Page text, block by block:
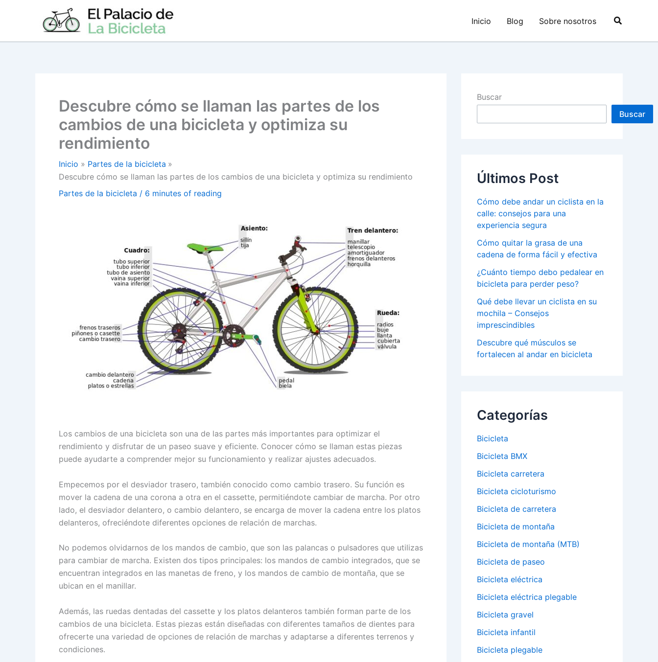
Inicio Blog Sobre nosotros Buscar
Descubre cómo se llaman las partes de los
cambios de una bicicleta y optimiza su
rendimiento
Inicio
Partes de la bicicleta
Descubre cómo se llaman las partes de los cambios de una bicicleta y optimiza su rendimiento
Partes de la bicicleta / 6 minutes of reading
Los cambios de una bicicleta son una de las partes más importantes para optimizar el
rendimiento y disfrutar de un paseo suave y eficiente. Conocer cómo se llaman estas piezas
puede ayudarte a comprender mejor su funcionamiento y realizar ajustes adecuados.
Empecemos por el desviador trasero, también conocido como cambio trasero. Su función es
mover la cadena de una corona a otra en el cassette, permitiéndote cambiar de marcha. Por otro
lado, el desviador delantero, o cambio delantero, se encarga de mover la cadena entre los platos
delanteros, ofreciéndote diferentes opciones de relación de marchas.
No podemos olvidarnos de los mandos de cambio, que son las palancas o pulsadores que utilizas
para cambiar de marcha. Existen dos tipos principales: los mandos de cambio integrados, que se
encuentran integrados en las manetas de freno, y los mandos de cambio de montaña, que se
ubican en el manillar.
Además, las ruedas dentadas del cassette y los platos delanteros también forman parte de los
cambios de una bicicleta. Estas piezas están diseñadas con diferentes tamaños de dientes para
ofrecerte una variedad de opciones de relación de marchas y adaptarse a diferentes terrenos y
condiciones.
Buscar
Buscar
Últimos Post
Cómo debe andar un ciclista en la
calle: consejos para una
experiencia segura
Cómo quitar la grasa de una
cadena de forma fácil y efectiva
¿Cuánto tiempo debo pedalear en
bicicleta para perder peso?
Qué debe llevar un ciclista en su
mochila – Consejos
imprescindibles
Descubre qué músculos se
fortalecen al andar en bicicleta
Categorías
Bicicleta
Bicicleta BMX
Bicicleta carretera
Bicicleta cicloturismo
Bicicleta de carretera
Bicicleta de montaña
Bicicleta de montaña (MTB)
Bicicleta de paseo
Bicicleta eléctrica
Bicicleta eléctrica plegable
Bicicleta gravel
Bicicleta infantil
Bicicleta plegable